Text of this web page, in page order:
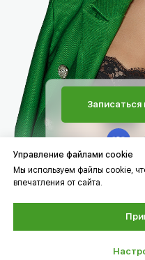
Управление файлами cookie
Мы используем файлы cookie,
впечатления от сайта.
Записаться
Версия